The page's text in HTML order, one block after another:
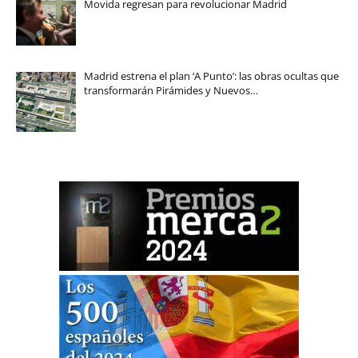
Movida regresan para revolucionar Madrid
Madrid estrena el plan ‘A Punto’: las obras ocultas que
transformarán Pirámides y Nuevos…